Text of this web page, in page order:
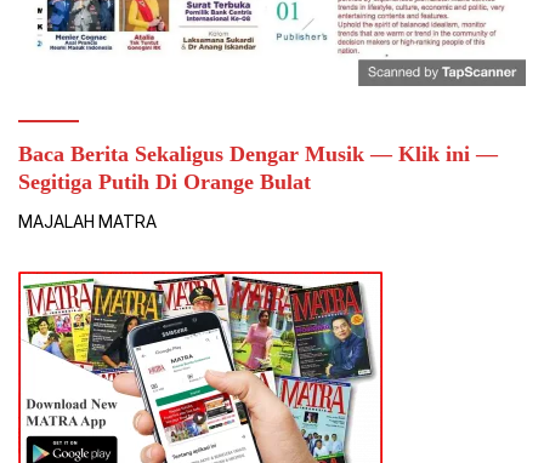
Baca Berita Sekaligus Dengar Musik — Klik ini —
Segitiga Putih Di Orange Bulat
MAJALAH MATRA